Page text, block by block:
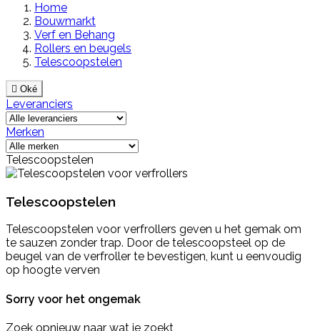
Home
Bouwmarkt
Verf en Behang
Rollers en beugels
Telescoopstelen
 Oké
Leveranciers
Merken
Telescoopstelen
Telescoopstelen
Telescoopstelen voor verfrollers geven u het gemak om
te sauzen zonder trap. Door de telescoopsteel op de
beugel van de verfroller te bevestigen, kunt u eenvoudig
op hoogte verven
Sorry voor het ongemak
Zoek opnieuw naar wat je zoekt